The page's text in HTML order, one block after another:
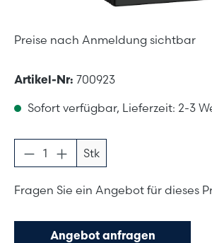
Preise nach Anmeldung sichtbar
Artikel-Nr: 700923
Sofort verfügbar, Lieferzeit: 2-3
Produkt Anzahl: Gib den
Stk
Fragen Sie ein Angebot für dieses
Angebot anfragen